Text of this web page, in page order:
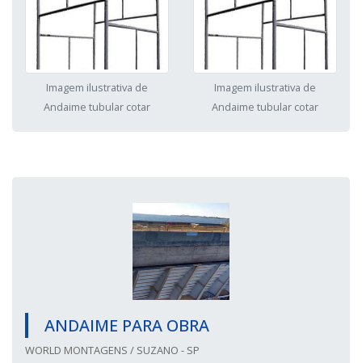
Imagem ilustrativa de
Andaime tubular cotar
Imagem ilustrativa de
Andaime tubular cotar
ANDAIME PARA OBRA
WORLD MONTAGENS / SUZANO - SP